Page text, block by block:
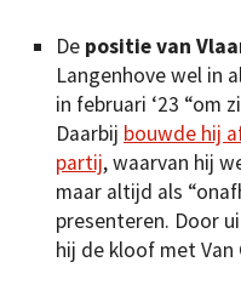
De positie van
Langenhove wel in
in februari ‘23 “om
Daarbij bouwde hij
partij, waarvan hij
maar altijd als
presenteren. Door
hij de kloof met Van